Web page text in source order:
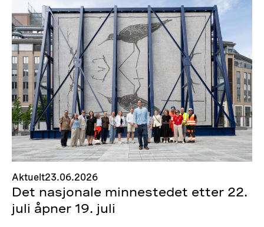
Aktuelt23.06.2026
Det nasjonale minnestedet etter 22.
juli åpner 19. juli